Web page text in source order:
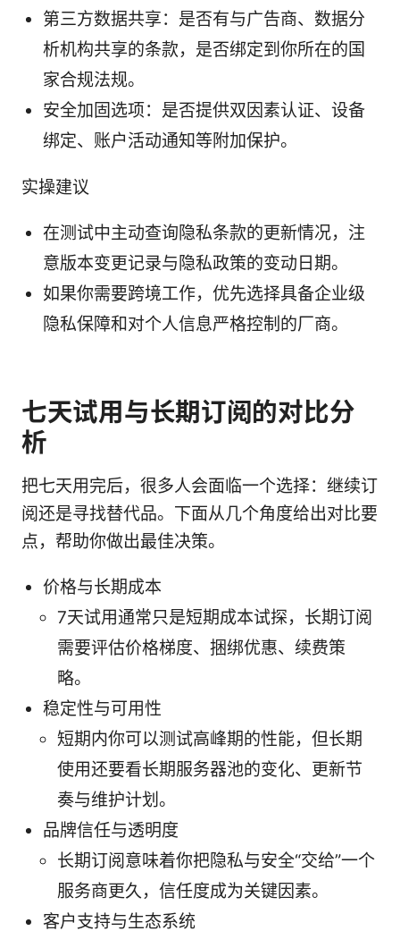
第三方数据共享：是否有与广告商、数据分
析机构共享的条款，是否绑定到你所在的国
家合规法规。
安全加固选项：是否提供双因素认证、设备
绑定、账户活动通知等附加保护。
实操建议
在测试中主动查询隐私条款的更新情况，注
意版本变更记录与隐私政策的变动日期。
如果你需要跨境工作，优先选择具备企业级
隐私保障和对个人信息严格控制的厂商。
七天试用与长期订阅的对比分
析
把七天用完后，很多人会面临一个选择：继续订
阅还是寻找替代品。下面从几个角度给出对比要
点，帮助你做出最佳决策。
价格与长期成本
7天试用通常只是短期成本试探，长期订阅
需要评估价格梯度、捆绑优惠、续费策
略。
稳定性与可用性
短期内你可以测试高峰期的性能，但长期
使用还要看长期服务器池的变化、更新节
奏与维护计划。
品牌信任与透明度
长期订阅意味着你把隐私与安全“交给”一个
服务商更久，信任度成为关键因素。
客户支持与生态系统